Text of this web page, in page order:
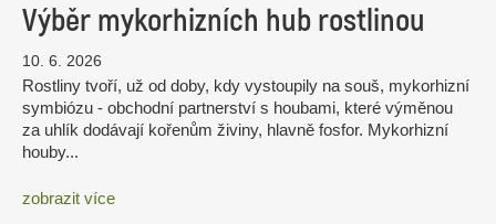
Výběr mykorhizních hub rostlinou
10. 6. 2026
Rostliny tvoří, už od doby, kdy vystoupily na souš, mykorhizní
symbiózu - obchodní partnerství s houbami, které výměnou
za uhlík dodávají kořenům živiny, hlavně fosfor. Mykorhizní
houby...
zobrazit více